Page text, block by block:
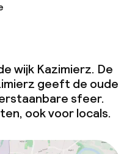
wijk Kazimierz. De
geeft de oude
sfeer.
ook voor locals.